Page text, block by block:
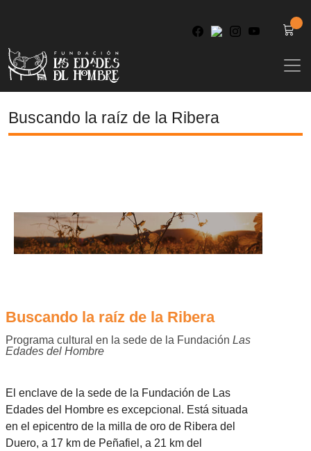
Home 5 Buscando la raíz de la Ribera
Buscando la raíz de la Ribera
Buscando la raíz de la Ribera
Programa cultural en la sede de la Fundación Las
Edades del Hombre
El enclave de la sede de la Fundación de Las
Edades del Hombre es excepcional. Está situada
en el epicentro de la milla de oro de Ribera del
Duero, a 17 km de Peñafiel, a 21 km del